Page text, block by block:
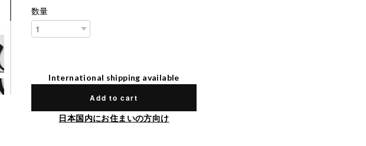
数量
International shipping available
Add to cart
日本国内にお住まいの方向け